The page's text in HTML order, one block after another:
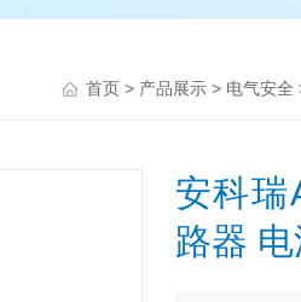
首页 > 产品展示 > 电气安全
安科瑞
路器